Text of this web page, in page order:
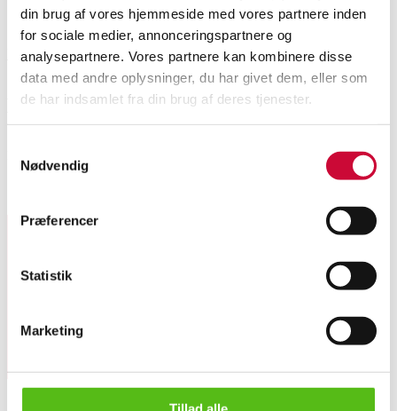
din brug af vores hjemmeside med vores partnere inden
for sociale medier, annonceringspartnere og
analysepartnere. Vores partnere kan kombinere disse
data med andre oplysninger, du har givet dem, eller som
de har indsamlet fra din brug af deres tjenester.
Nødvendig
Præferencer
Statistik
Marketing
SHOWROOM
Roskilde
VURDERING
DKK 10.000
VARENUMMER
6447053
Beskrivelse
Tilmeld dig vores nyhedsbrev og modtag nyheder samt